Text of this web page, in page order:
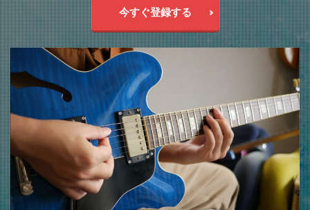
今すぐ登録する